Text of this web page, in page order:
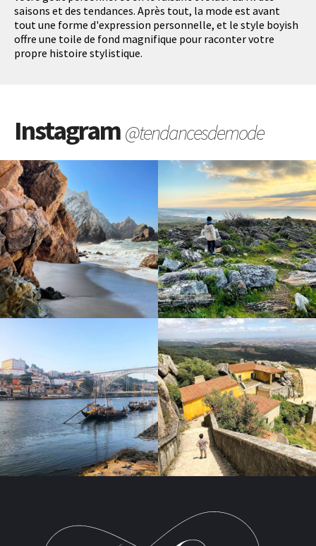
saisons et des tendances. Après tout, la mode est avant
tout une forme d'expression personnelle, et le style boyish
offre une toile de fond magnifique pour raconter votre
propre histoire stylistique.
Instagram@tendancesdemode